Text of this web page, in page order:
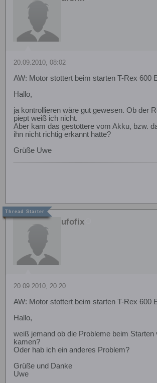
20.09.2010, 08:02
AW: Motor stottert beim starten T-Rex 600
Hallo,
ja kontrollieren wäre gut gewesen. Ob der
piept weiß ich nicht.
Aber kam das gestottere vom Akku, bzw.
ihn nicht richtig erkannt hatte?
Grüße Uwe
ufofix
20.09.2010, 20:20
AW: Motor stottert beim starten T-Rex 600
Hallo,
weiß jemand ob die Probleme beim Starten
kamen?
Oder hab ich ein anderes Problem?
Grüße und Danke
Uwe